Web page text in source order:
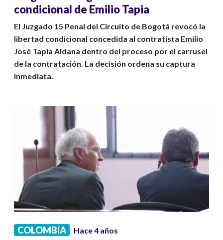
condicional de Emilio Tapia
El Juzgado 15 Penal del Circuito de Bogotá revocó la
libertad condicional concedida al contratista Emilio
José Tapia Aldana dentro del proceso por el carrusel
de la contratación. La decisión ordena su captura
inmediata.
COLOMBIA Hace 4 años